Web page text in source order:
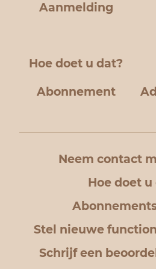
Aanmelding
Hoe doet u dat?
Abonnement
Neem contact
Hoe doet u
Stel nieuwe
Schrijf een